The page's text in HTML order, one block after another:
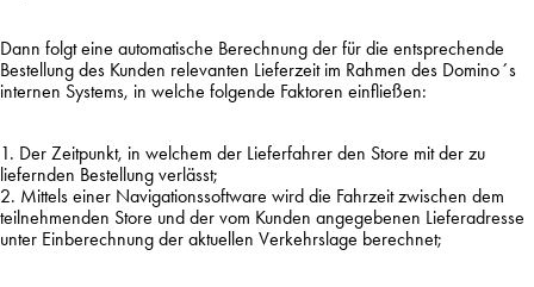
Dann folgt eine automatische Berechnung der für die entsprechende
Bestellung des Kunden relevanten Lieferzeit im Rahmen des Domino´s
internen Systems, in welche folgende Faktoren einfließen:
1. Der Zeitpunkt, in welchem der Lieferfahrer den Store mit der zu
liefernden Bestellung verlässt;
2. Mittels einer Navigationssoftware wird die Fahrzeit zwischen dem
teilnehmenden Store und der vom Kunden angegebenen Lieferadresse
unter Einberechnung der aktuellen Verkehrslage berechnet;